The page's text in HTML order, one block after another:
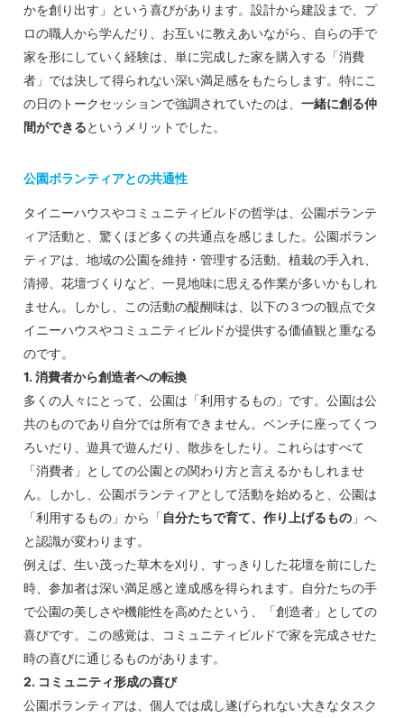
かを創り出す」という喜びがあります。設計から建設まで、プ
ロの職人から学んだり、お互いに教えあいながら、自らの手で
家を形にしていく経験は、単に完成した家を購入する「消費
者」では決して得られない深い満足感をもたらします。特にこ
の日のトークセッションで強調されていたのは、 一緒に創る仲
間ができるというメリットでした。
公園ボランティアとの共通性
タイニーハウスやコミュニティビルドの哲学は、公園ボランテ
ィア活動と、驚くほど多くの共通点を感じました。公園ボラン
ティアは、地域の公園を維持・管理する活動。植栽の手入れ、
清掃、花壇づくりなど、一見地味に思える作業が多いかもしれ
ません。しかし、この活動の醍醐味は、以下の３つの観点でタ
イニーハウスやコミュニティビルドが提供する価値観と重なる
のです。
1. 消費者から創造者への転換
多くの人々にとって、公園は「利用するもの」です。公園は公
共のものであり自分では所有できません。ベンチに座ってくつ
ろいだり、遊具で遊んだり、散歩をしたり。これらはすべて
「消費者」としての公園との関わり方と言えるかもしれませ
ん。しかし、公園ボランティアとして活動を始めると、公園は
「利用するもの」から「自分たちで育て、作り上げるもの 」へ
と認識が変わります。
例えば、生い茂った草木を刈り、すっきりした花壇を前にした
時、参加者は深い満足感と達成感を得られます。自分たちの手
で公園の美しさや機能性を高めたという、「創造者」としての
喜びです。この感覚は、コミュニティビルドで家を完成させた
時の喜びに通じるものがあります。
2. コミュニティ形成の喜び
公園ボランティアは、個人では成し遂げられない大きなタスク